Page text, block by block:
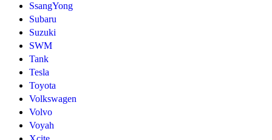
SsangYong
Subaru
Suzuki
SWM
Tank
Tesla
Toyota
Volkswagen
Volvo
Voyah